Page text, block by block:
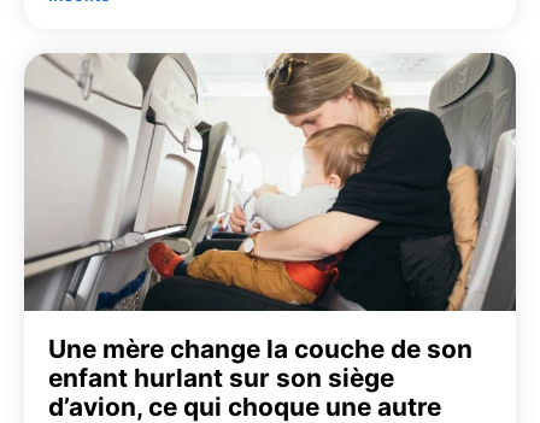
Une mère change la couche de son
enfant hurlant sur son siège
d’avion, ce qui choque une autre